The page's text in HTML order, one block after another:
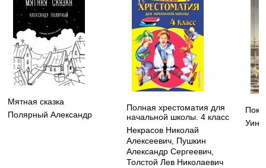
Мятная сказка
Полярный Александр
Полная хрестоматия для
начальной школы. 4 класс
Некрасов Николай
Алексеевич, Пушкин
Александр Сергеевич,
Толстой Лев Николаевич